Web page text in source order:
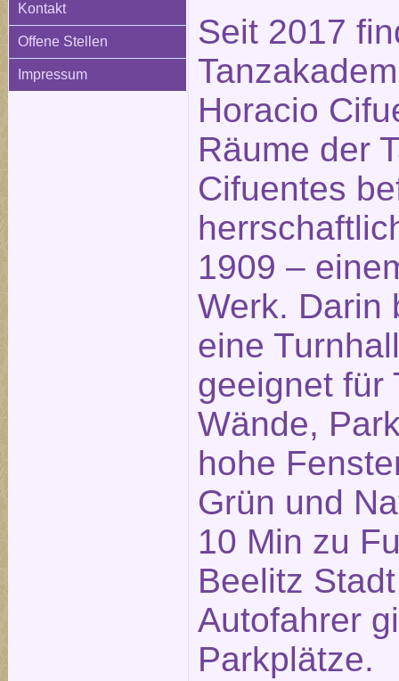
Kontakt
Offene Stellen
Impressum
Seit 2017
Horacio
Räume der
Cifuentes
1909 –
Werk. Darin
eine
geeignet für
Wände,
hohe
Grün und
10 Min zu
Beelitz
Autofahrer
Parkplätze.